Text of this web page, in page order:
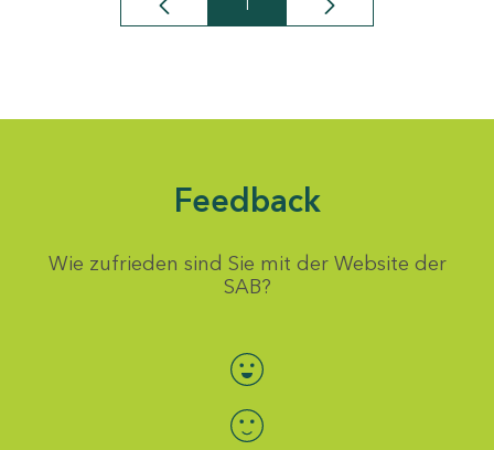
Seite
Feedback
Wie zufrieden sind Sie mit der Website der
SAB?
Bewertung auswählen